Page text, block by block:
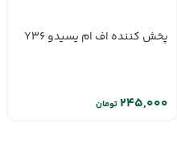
پخش کننده اف ام یسیدو Y36
تومان